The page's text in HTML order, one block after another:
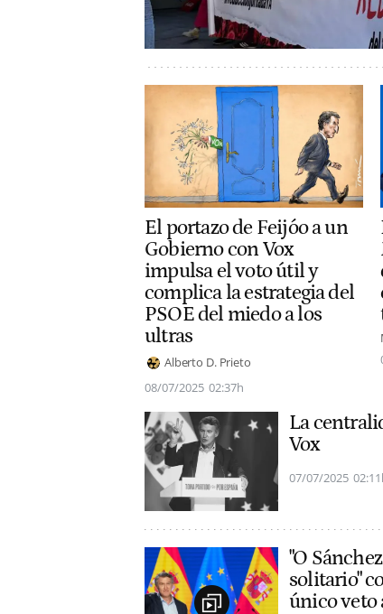
El portazo de Feijóo a un
Gobierno con Vox
impulsa el voto útil y
complica la estrategia del
PSOE del miedo a los
ultras
Alberto D. Prieto
08/07/2025 02:37h
La
Vox
07/07/2025
"O
solitario"
único veto